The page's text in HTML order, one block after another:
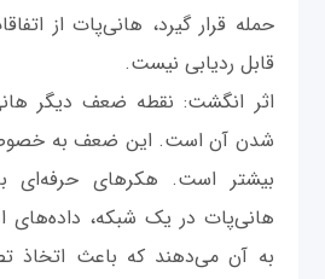
حمله قرار گیرد، هانی‌پات از
قابل ردیابی نیست.
اثر انگشت: نقطه ضعف دیگر
شدن آن است. این ضعف به
بیشتر است. هکرهای حرفه‌ای
هانی‌پات در یک شبکه، داده‌های
به آن می‌دهند که باعث اتخاذ